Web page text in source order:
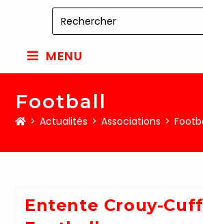
MENU
Football
> Actualités > Associations >
Entente Crouy-